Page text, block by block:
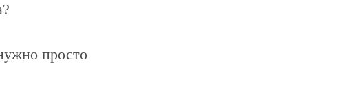
просто